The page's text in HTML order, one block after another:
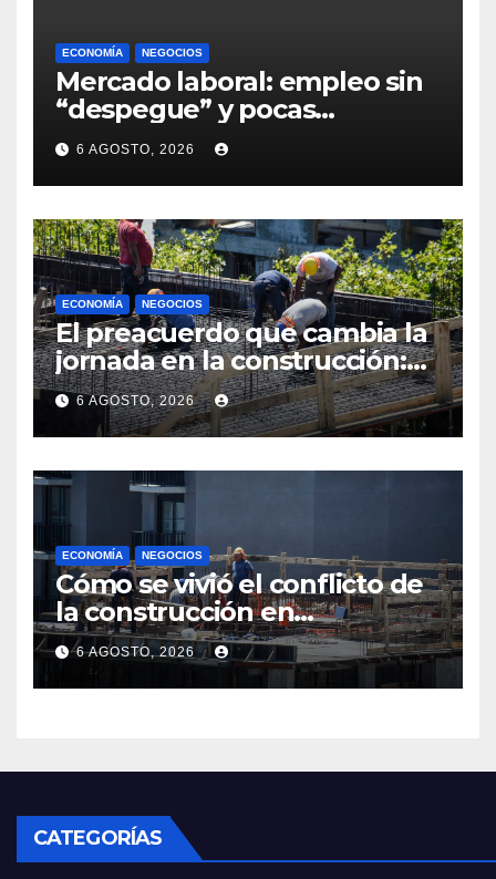
ECONOMÍA NEGOCIOS
Mercado laboral: empleo sin
“despegue” y pocas
expectativas empresariales
sobre aumento de personal
6 AGOSTO, 2026
ECONOMÍA NEGOCIOS
El preacuerdo que cambia la
jornada en la construcción:
menos horas, subas reales y
convenio hasta 2031
6 AGOSTO, 2026
ECONOMÍA NEGOCIOS
Cómo se vivió el conflicto de
la construcción en
Maldonado, un
departamento donde el
sector tiene sus
6 AGOSTO, 2026
CATEGORÍAS